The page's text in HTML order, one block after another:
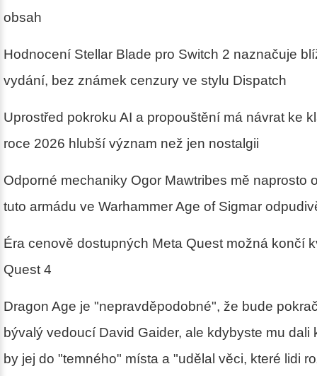
obsah
Hodnocení Stellar Blade pro Switch 2 naznačuje
vydání, bez známek cenzury ve stylu Dispatch
Uprostřed pokroku AI a propouštění má návrat ke
roce 2026 hlubší význam než jen nostalgii
Odporné mechaniky Ogor Mawtribes mě naprosto
tuto armádu ve Warhammer Age of Sigmar
Éra cenově dostupných Meta Quest možná končí
Quest 4
Dragon Age je "nepravděpodobné", že bude
bývalý vedoucí David Gaider, ale kdybyste mu dali
by jej do "temného" místa a "udělal věci, které lidi